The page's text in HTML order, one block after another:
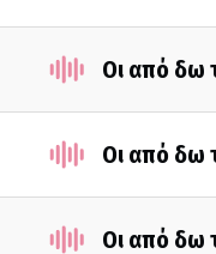
Οι από δω
Οι από δω
Οι από δω